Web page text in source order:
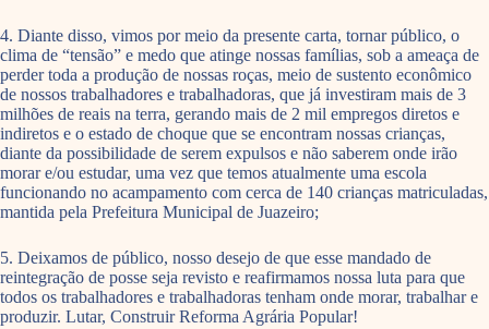
4. Diante disso, vimos por meio da presente carta, tornar público, o
clima de “tensão” e medo que atinge nossas famílias, sob a ameaça de
perder toda a produção de nossas roças, meio de sustento econômico
de nossos trabalhadores e trabalhadoras, que já investiram mais de 3
milhões de reais na terra, gerando mais de 2 mil empregos diretos e
indiretos e o estado de choque que se encontram nossas crianças,
diante da possibilidade de serem expulsos e não saberem onde irão
morar e/ou estudar, uma vez que temos atualmente uma escola
funcionando no acampamento com cerca de 140 crianças matriculadas,
mantida pela Prefeitura Municipal de Juazeiro;
5. Deixamos de público, nosso desejo de que esse mandado de
reintegração de posse seja revisto e reafirmamos nossa luta para que
todos os trabalhadores e trabalhadoras tenham onde morar, trabalhar e
produzir. Lutar, Construir Reforma Agrária Popular!